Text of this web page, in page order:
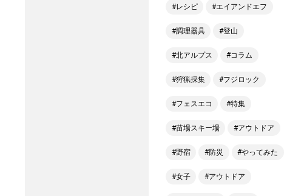
レシピ エイアンドエフ
調理器具 登山
北アルプス コラム
狩猟採集 フジロック
フェスエコ 特集
苗場スキー場 アウトドア
野宿 防災 やってみた
女子 アウトドア